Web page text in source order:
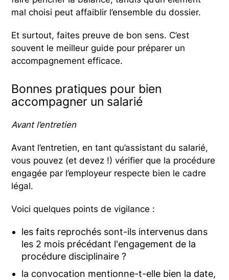
mal choisi peut affaiblir l’ensemble du dossier.
Et surtout, faites preuve de bon sens. C’est
souvent le meilleur guide pour préparer un
accompagnement efficace.
Bonnes pratiques pour bien
accompagner un salarié
Avant l’entretien
Avant l’entretien, en tant qu’assistant du salarié,
vous pouvez (et devez !) vérifier que la procédure
engagée par l’employeur respecte bien le cadre
légal.
Voici quelques points de vigilance :
les faits reprochés sont-ils intervenus dans
les 2 mois précédant l'engagement de la
procédure disciplinaire ?
la convocation mentionne-t-elle bien la date,